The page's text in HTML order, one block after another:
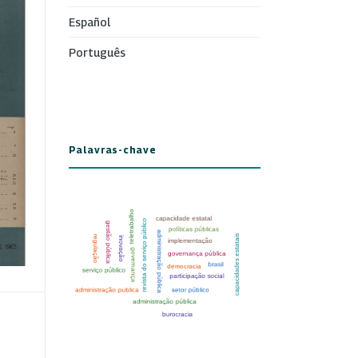
Español
Português
Palavras-chave